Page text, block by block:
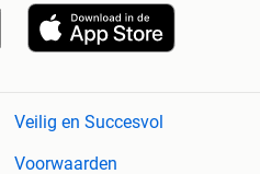
Veilig en Succesvol
Voorwaarden